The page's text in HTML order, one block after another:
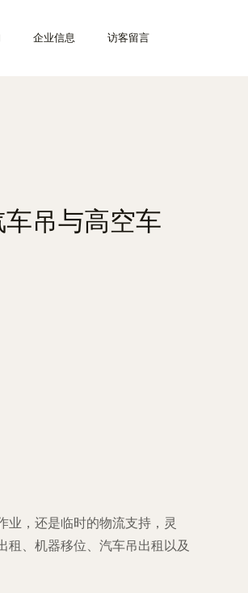
企业信息 访客留言
吊与高空车
业，还是临时的物流支持，灵
租、机器移位、汽车吊出租以及